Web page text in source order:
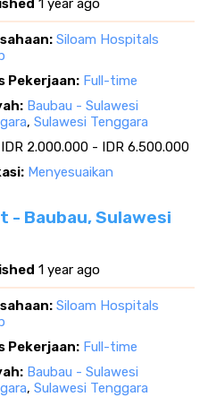
1 year ago
Siloam Hospitals
Pekerjaan: Full-time
Baubau - Sulawesi
, Sulawesi Tenggara
IDR 2.000.000 - IDR 6.500.000
Menyesuaikan
- Baubau, Sulawesi
1 year ago
Siloam Hospitals
Pekerjaan: Full-time
Baubau - Sulawesi
, Sulawesi Tenggara